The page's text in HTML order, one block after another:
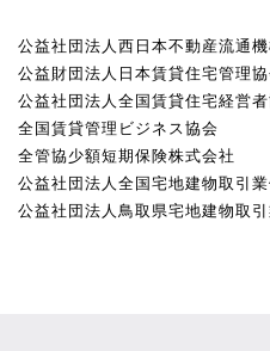
公益社団法人西日本不動産流通
公益財団法人日本賃貸住宅管理
公益社団法人全国賃貸住宅経営
全国賃貸管理ビジネス協会
全管協少額短期保険株式会社
公益社団法人全国宅地建物取引
公益社団法人鳥取県宅地建物取